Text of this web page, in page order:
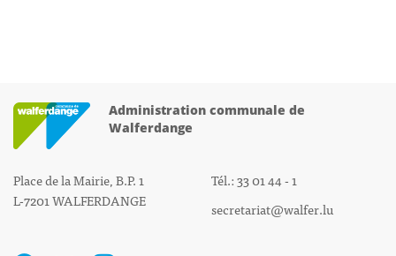
Administration communale de
Walferdange
Place de la Mairie, B.P. 1
L-7201 WALFERDANGE
Tél.: 33 01 44 - 1
secretariat@walfer.lu